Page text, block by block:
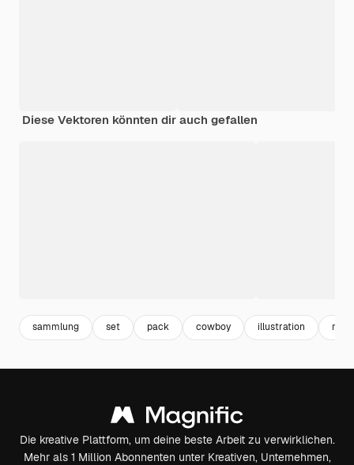
Diese Vektoren könnten dir auch gefallen
sammlung set pack cowboy illustration
Die kreative Plattform, um deine beste Arbeit zu verwirklichen.
Mehr als 1 Million Abonnenten unter Kreativen, Unternehmen,